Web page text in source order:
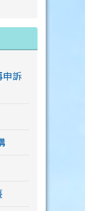
申訴